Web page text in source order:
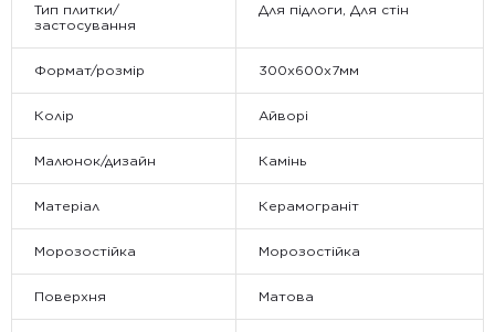
Тип плитки/
застосування
Для підлоги, Для стін
Формат/розмір 300x600x7мм
Колір Айворі
Малюнок/дизайн Камінь
Матеріал Керамограніт
Морозостійка Морозостійка
Поверхня Матова